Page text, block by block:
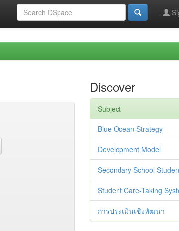
Discover
Subject
Blue Ocean Strategy
Development Model
Secondary School
Student Care-Taking
การประเมินเชิงพัฒนา